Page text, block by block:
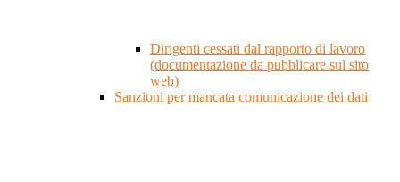
Dirigenti cessati dal rapporto di lavoro
(documentazione da pubblicare sul sito
web)
Sanzioni per mancata comunicazione dei dati